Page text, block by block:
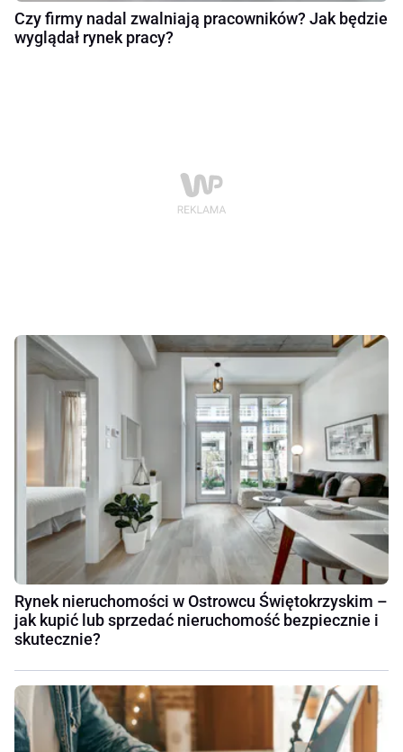
Czy firmy nadal zwalniają pracowników? Jak będzie
wyglądał rynek pracy?
Rynek nieruchomości w Ostrowcu Świętokrzyskim –
jak kupić lub sprzedać nieruchomość bezpiecznie i
skutecznie?